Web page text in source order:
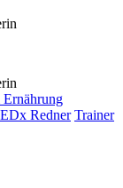
Redner Trainer